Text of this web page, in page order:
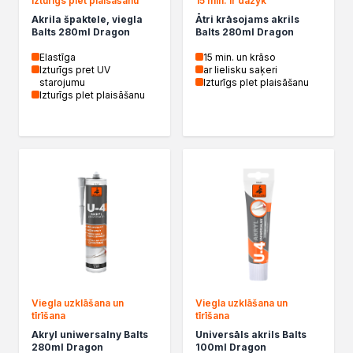
Kleje w sprayu
Akryle
Silikony
Piany
Pozostałe
Chemia gospodarcza
Środki bioochronne
Środki czyszczące
Ochrona i dekoracja
Farby w aerozolu
Impregnaty dekoracyjny do drewna
Lakiery
Akrila špaktele, viegla
Balts 280ml Dragon
Elastīga
Izturīgs pret UV
starojumu
Izturīgs plet plaisāšanu
Ātri krāsojams akrils
Balts 280ml Dragon
15 min. un krāso
ar lielisku saķeri
Izturīgs plet plaisāšanu
Viegla uzklāšana un
tīrīšana
Akryl uniwersalny Balts
280ml Dragon
Viegla uzklāšana un
tīrīšana
Universāls akrils Balts
100ml Dragon